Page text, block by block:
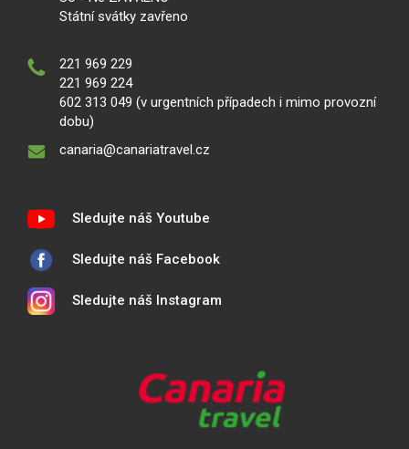
Státní svátky zavřeno
221 969 229
221 969 224
602 313 049 (v urgentních případech i mimo provozní
dobu)
canaria@canariatravel.cz
Sledujte náš Youtube
Sledujte náš Facebook
Sledujte náš Instagram